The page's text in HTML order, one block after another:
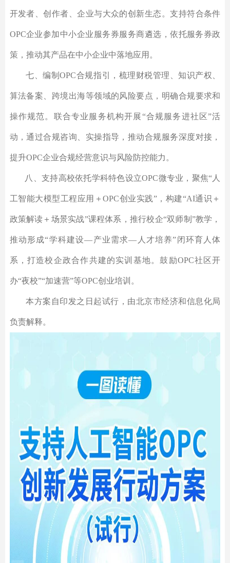
开发者、创作者、企业与大众的创新生态。支持符合条件
OPC企业参加中小企业服务券服务商遴选，依托服务券政
策，推动其产品在中小企业中落地应用。
七、编制OPC合规指引，梳理财税管理、知识产权、
算法备案、跨境出海等领域的风险要点，明确合规要求和
操作规范。联合专业服务机构开展“合规服务进社区”活
动，通过合规咨询、实操指导，推动合规服务深度对接，
提升OPC企业合规经营意识与风险防控能力。
八、支持高校依托学科特色设立OPC微专业，聚焦“人
工智能大模型工程应用＋OPC创业实践”，构建“AI通识＋
政策解读＋场景实战”课程体系，推行校企“双师制”教学，
推动形成“学科建设—产业需求—人才培养”闭环育人体
系，打造校企政合作共建的实训基地。鼓励OPC社区开
办“夜校”“加速营”等OPC创业培训。
本方案自印发之日起试行，由北京市经济和信息化局
负责解释。